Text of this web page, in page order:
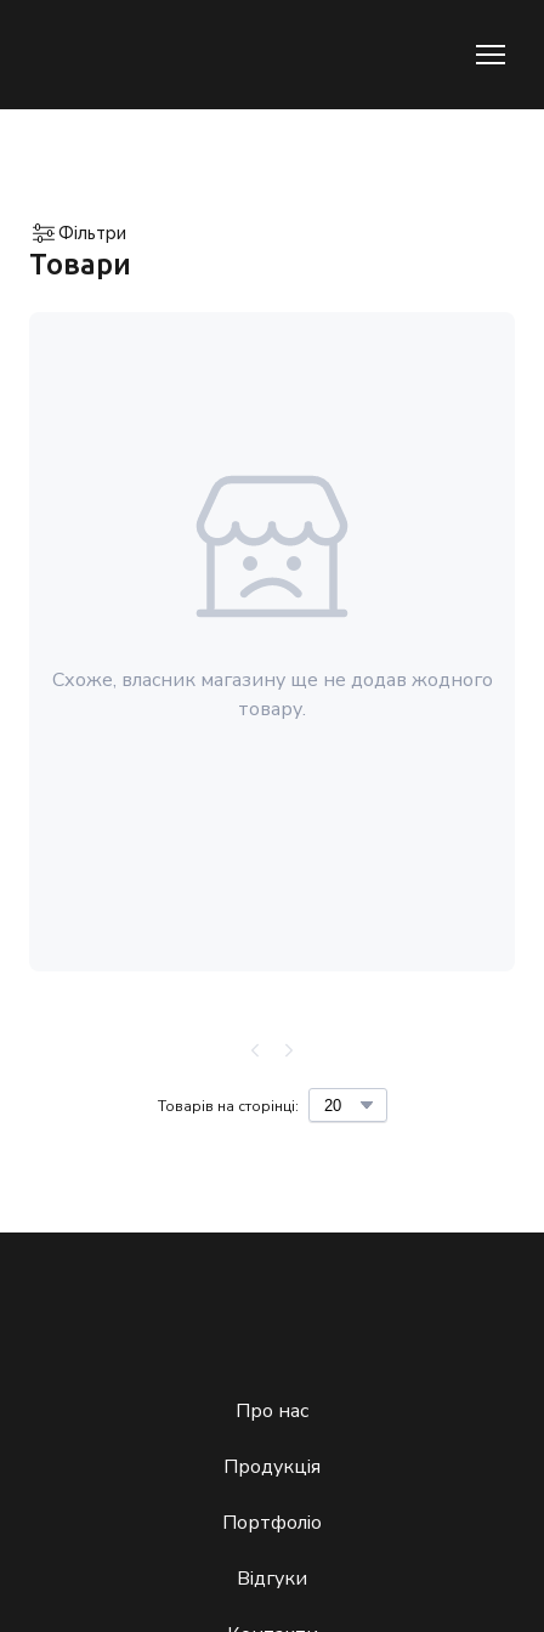
Фільтри
Товари
Схоже, власник магазину ще не додав жодного
товару.
Товарів на сторінці:
Про нас
Продукція
Портфоліо
Відгуки